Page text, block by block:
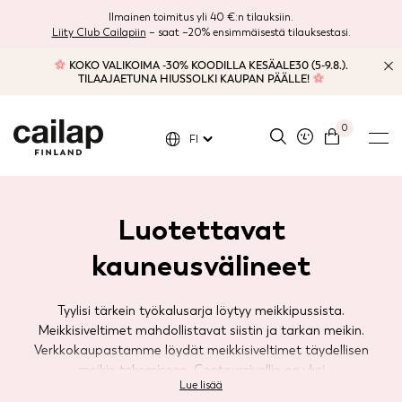
Ilmainen toimitus yli 40 €:n tilauksiin.
Liity Club Cailapiin – saat –20% ensimmäisestä tilauksestasi.
KOKO VALIKOIMA -30% KOODILLA KESÄALE30 (5-9.8.).
TILAAJAETUNA HIUSSOLKI KAUPAN PÄÄLLE!
0
FI
Luotettavat
kauneusvälineet
Tyylisi tärkein työkalusarja löytyy meikkipussista.
Meikkisiveltimet mahdollistavat siistin ja tarkan meikin.
Verkkokaupastamme löydät meikkisiveltimet täydellisen
meikin tekemiseen. Contoursivellin on yksi
monikäyttöisimmistä meikkisiveltimistämme kätevän
Lue lisää